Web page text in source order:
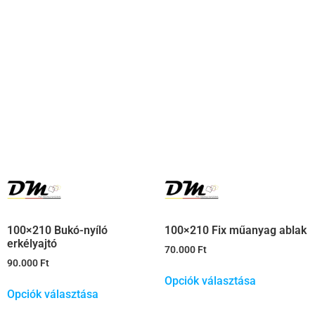
100×210 Bukó-nyíló
erkélyajtó
90.000 Ft
Opciók választása
100×210 Fix műanyag ablak
70.000 Ft
Opciók választása